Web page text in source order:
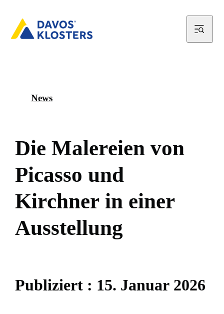
News
Die Malereien von
Picasso und
Kirchner in einer
Ausstellung
Publiziert : 15. Januar 2026